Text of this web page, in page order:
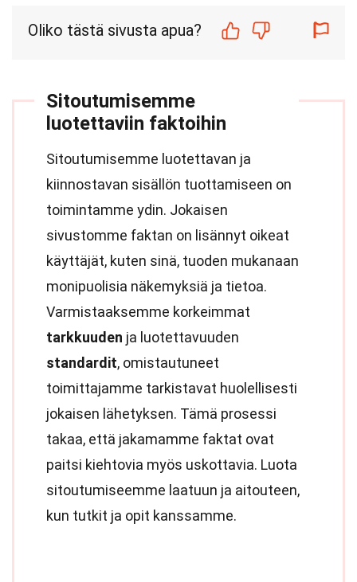
Oliko tästä sivusta apua?
Sitoutumisemme
luotettaviin faktoihin
Sitoutumisemme luotettavan ja
kiinnostavan sisällön tuottamiseen on
toimintamme ydin. Jokaisen
sivustomme faktan on lisännyt oikeat
käyttäjät, kuten sinä, tuoden mukanaan
monipuolisia näkemyksiä ja tietoa.
Varmistaaksemme korkeimmat
tarkkuuden ja luotettavuuden
standardit, omistautuneet
toimittajamme tarkistavat huolellisesti
jokaisen lähetyksen. Tämä prosessi
takaa, että jakamamme faktat ovat
paitsi kiehtovia myös uskottavia. Luota
sitoutumiseemme laatuun ja aitouteen,
kun tutkit ja opit kanssamme.